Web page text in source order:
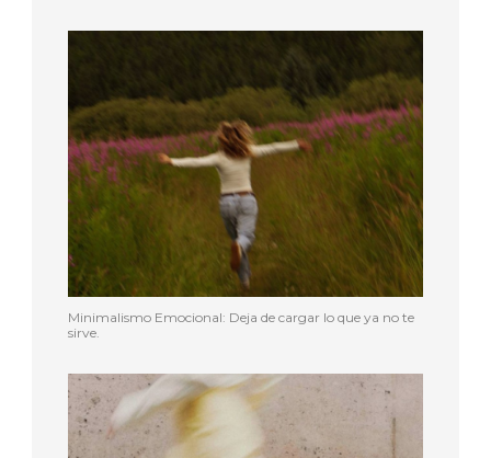
Minimalismo Emocional: Deja de cargar lo que ya no te
sirve.